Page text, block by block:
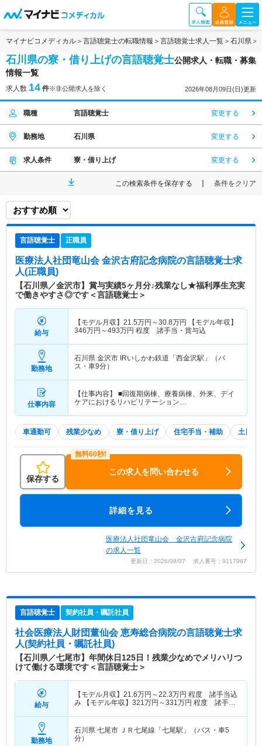
マイナビコメディカル 言語聴覚士の転職情報 言語聴覚士求人一覧 石川県
石川県の寮・借り上げの言語聴覚士公開求人・転職・募集
情報一覧
求人数 14 件※非公開求人を除く 2026年08月09日(日)更新
職種 言語聴覚士 変更する
勤務地 石川県 変更する
求人条件 寮・借り上げ 変更する
この検索条件を保存する 条件をクリア
言語聴覚士 正職員
医療法人社団竜山会 金沢古府記念病院の言語聴覚士求
人(正職員)
【石川県／金沢市】賞与実績5ヶ月分♪残業なし★福利厚生充実
で働きやすさ◎です＜言語聴覚士＞
給与
【モデル月収】 21.5万円～30.8万円
【モデル年収】
346万円～493万円 程度 諸手当・賞与込
勤務地
石川県 金沢市 IRいしかわ鉄道「西金沢駅」（バ
ス・車9分）
仕事内容
【仕事内容】 ■回復期病棟、療養病棟、外来、デイ
ケアにおけるリハビリテーション…
車通勤可 残業少なめ 寮・借り上げ 住宅手当・補助 土日祝
保存する
この求人を問い合わせる
詳細を見る
医療法人社団竜山会 金沢古府記念病院
の求人一覧
更新日：2026/08/07 求人番号：9117967
言語聴覚士 契約社員・嘱託社員
社会医療法人財団董仙会 恵寿総合病院の言語聴覚士求
人(契約社員・嘱託社員)
【石川県／七尾市】年間休日125日！残業少なめでメリハリつ
けて働ける環境です＜言語聴覚士＞
給与
【モデル月収】 21.6万円～22.3万円 程度 諸手当込
み 【モデル年収】 321万円～331万円 程度 諸手
勤務地
石川県 七尾市 ＪＲ七尾線「七尾駅」（バス・車5
分）